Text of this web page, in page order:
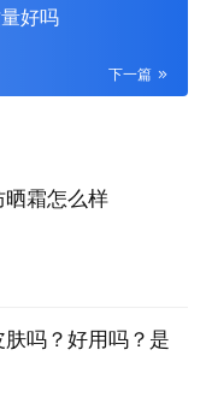
好吗
下一篇
晒霜怎么样
吗？好用吗？是